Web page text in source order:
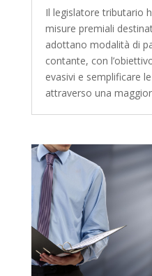
Il legislatore tributario
misure premiali
adottano modalità di
contante, con
evasivi e semplificare
attraverso una